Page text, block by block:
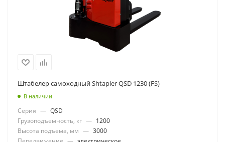
Штабелер самоходный Shtapler QSD 1230 (FS)
В наличии
Серия — QSD
Грузоподъемность, кг — 1200
Высота подъема, мм — 3000